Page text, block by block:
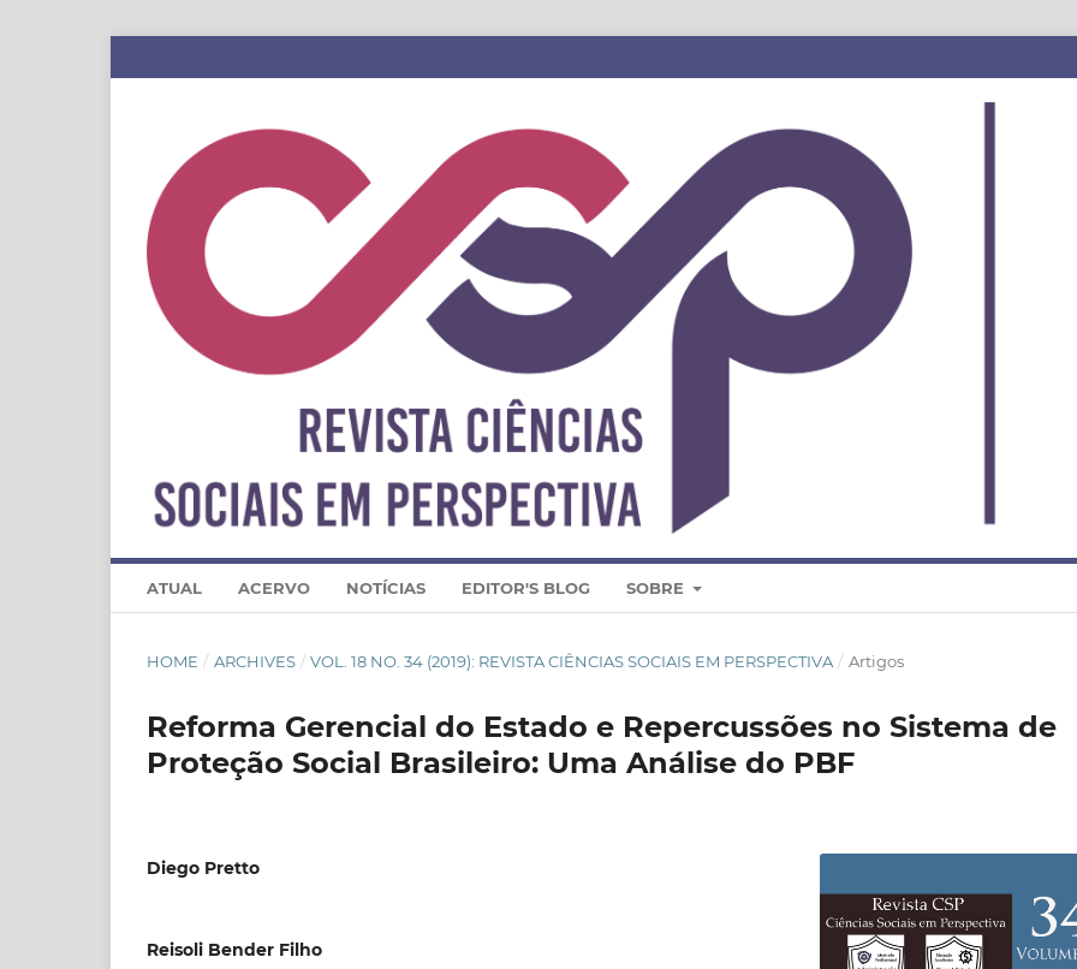
ATUAL ACERVO NOTÍCIAS EDITOR'S BLOG SOBRE
HOME / ARCHIVES / VOL. 18 NO. 34 (2019): REVISTA CIÊNCIAS SOCIAIS EM PERSPECTIVA / Artigos
Reforma Gerencial do Estado e Repercussões no Sistema de
Proteção Social Brasileiro: Uma Análise do PBF
Diego Pretto
Reisoli Bender Filho